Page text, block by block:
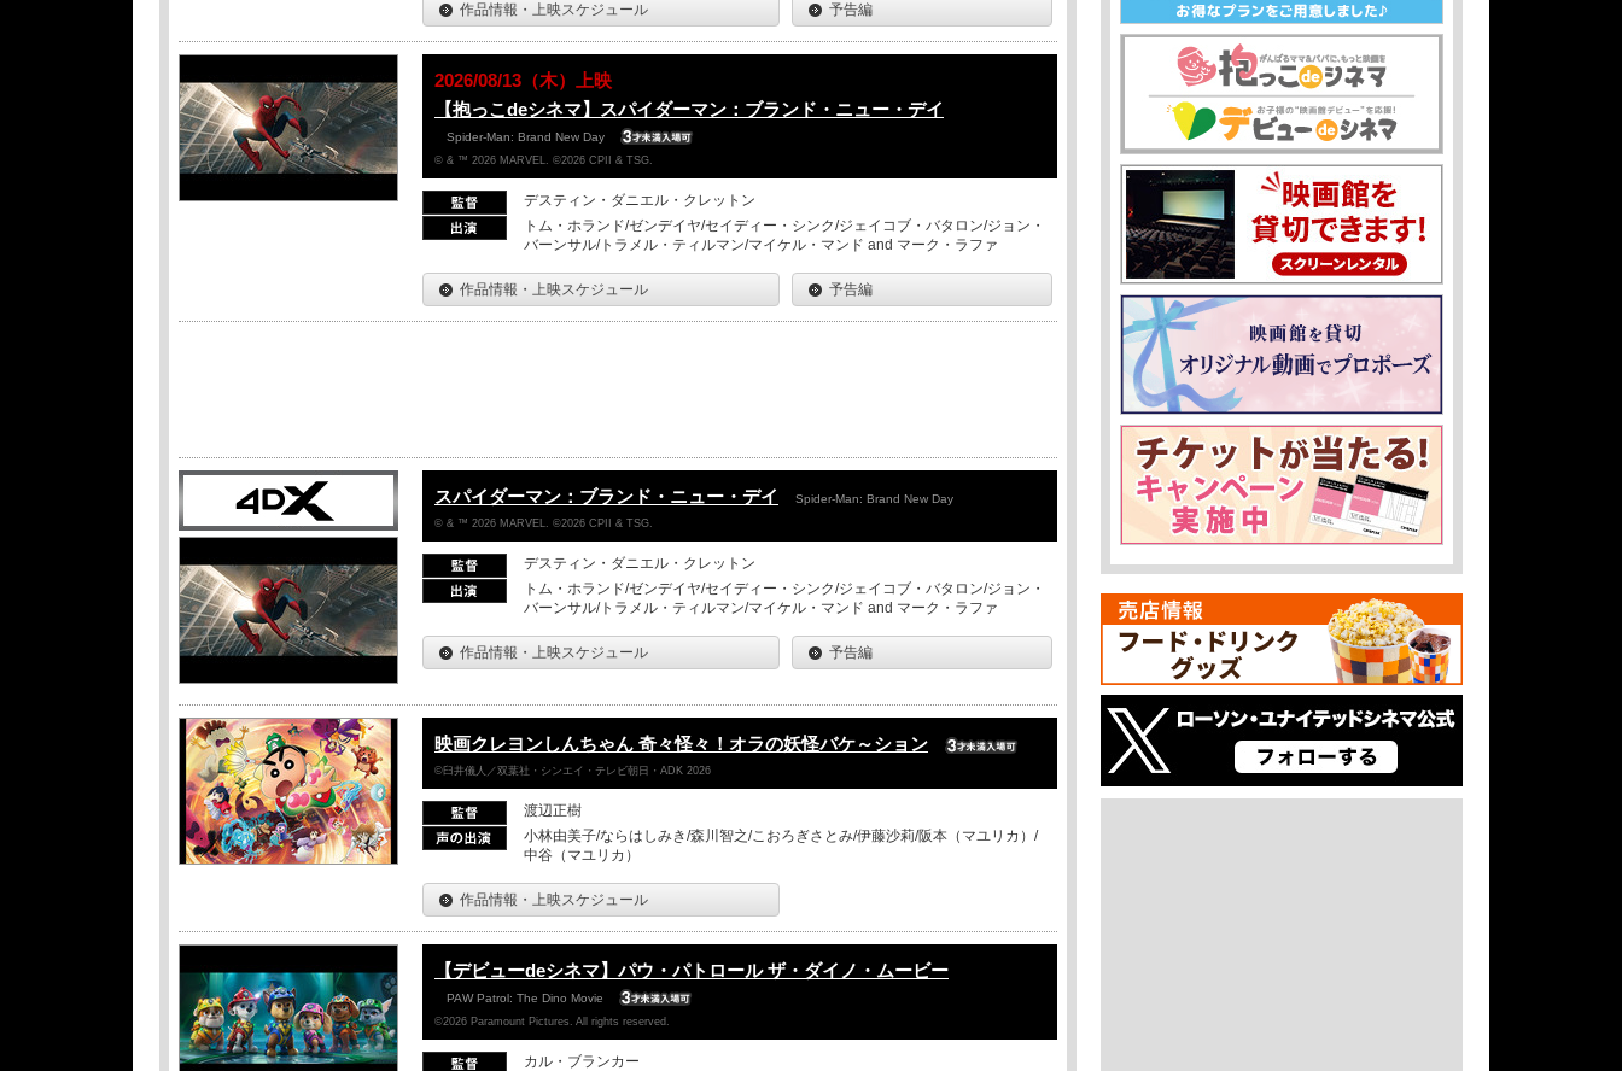
作品情報・上映スケジュール 予告編
2026/08/13（木）上映
【抱っこdeシネマ】スパイダーマン：ブランド・ニュー・デイ
Spider-Man: Brand New Day
© & ™ 2026 MARVEL. ©2026 CPII & TSG.
デスティン・ダニエル・クレットン
トム・ホランド/ゼンデイヤ/セイディー・シンク/ジェイコブ・バタロン/ジョン・
バーンサル/トラメル・ティルマン/マイケル・マンド and マーク・ラファ
作品情報・上映スケジュール 予告編
スパイダーマン：ブランド・ニュー・デイ Spider-Man: Brand New Day
© & ™ 2026 MARVEL. ©2026 CPII & TSG.
デスティン・ダニエル・クレットン
トム・ホランド/ゼンデイヤ/セイディー・シンク/ジェイコブ・バタロン/ジョン・
バーンサル/トラメル・ティルマン/マイケル・マンド and マーク・ラファ
作品情報・上映スケジュール 予告編
映画クレヨンしんちゃん 奇々怪々！オラの妖怪バケ～ション
©臼井儀人／双葉社・シンエイ・テレビ朝日・ADK 2026
渡辺正樹
小林由美子/ならはしみき/森川智之/こおろぎさとみ/伊藤沙莉/阪本（マユリカ）/
中谷（マユリカ）
作品情報・上映スケジュール
【デビューdeシネマ】パウ・パトロール ザ・ダイノ・ムービー
PAW Patrol: The Dino Movie
©2026 Paramount Pictures. All rights reserved.
カル・ブランカー